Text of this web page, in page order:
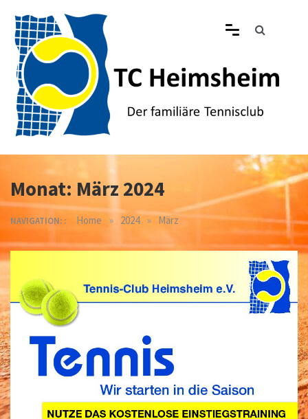
content
Tennisclub Heimsheim
Monat: März 2024
NAVIGATION: : Home » 2024 » März